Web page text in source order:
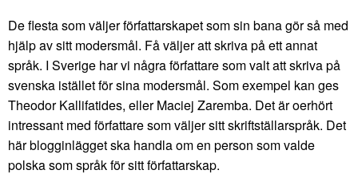
De flesta som väljer författarskapet som sin bana gör så med
hjälp av sitt modersmål. Få väljer att skriva på ett annat
språk. I Sverige har vi några författare som valt att skriva på
svenska istället för sina modersmål. Som exempel kan ges
Theodor Kallifatides, eller Maciej Zaremba. Det är oerhört
intressant med författare som väljer sitt skriftställarspråk. Det
här blogginlägget ska handla om en person som valde
polska som språk för sitt författarskap.